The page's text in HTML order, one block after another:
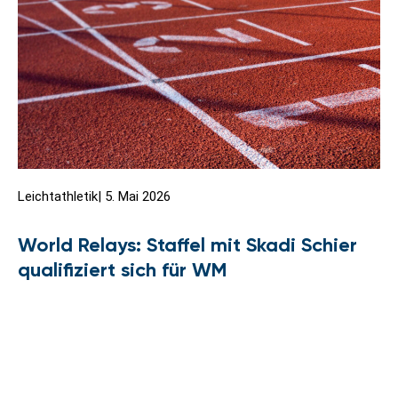
Leichtathletik 5. Mai 2026
World Relays: Staffel mit Skadi Schier
qualifiziert sich für WM